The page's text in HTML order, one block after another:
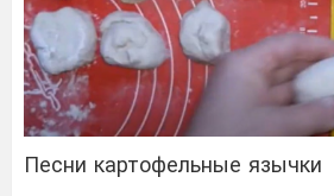
Песни картофельные язычки